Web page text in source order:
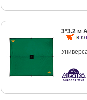
3*3.2 м